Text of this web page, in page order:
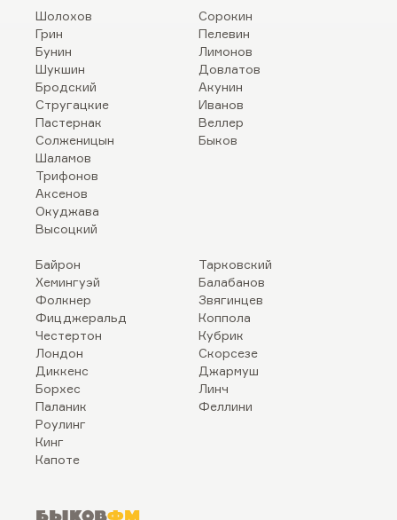
Шолохов
Грин
Бунин
Шукшин
Бродский
Стругацкие
Пастернак
Солженицын
Шаламов
Трифонов
Аксенов
Окуджава
Высоцкий
Сорокин
Пелевин
Лимонов
Довлатов
Акунин
Иванов
Веллер
Быков
Байрон
Хемингуэй
Фолкнер
Фицджеральд
Честертон
Лондон
Диккенс
Борхес
Паланик
Роулинг
Кинг
Капоте
Тарковский
Балабанов
Звягинцев
Коппола
Кубрик
Скорсезе
Джармуш
Линч
Феллини